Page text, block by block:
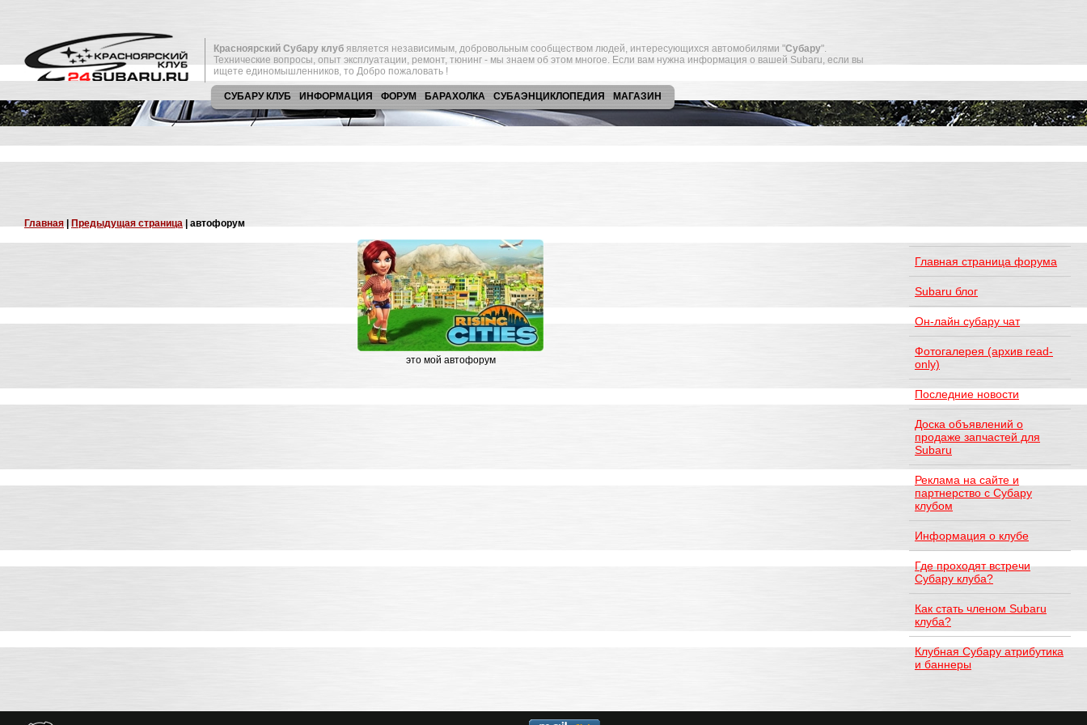
Красноярский Субару клуб является независимым, добровольным сообществом людей, интересующихся автомобилями "Субару".
Технические вопросы, опыт эксплуатации, ремонт, тюнинг - мы знаем об этом многое. Если вам нужна информация о вашей Subaru, если вы
ищете единомышленников, то Добро пожаловать !
СУБАРУ КЛУБ ИНФОРМАЦИЯ ФОРУМ БАРАХОЛКА СУБАЭНЦИКЛОПЕДИЯ МАГАЗИН
Главная Предыдущая страница | автофорум
это мой автофорум
Главная страница форума
Subaru блог
Он-лайн субару чат
Фотогалерея (архив read-
only)
Последние новости
Доска объявлений о
продаже запчастей для
Subaru
Реклама на сайте и
партнерство с Субару
клубом
Информация о клубе
Где проходят встречи
Субару клуба?
Как стать членом Subaru
клуба?
Клубная Субару атрибутика
и баннеры